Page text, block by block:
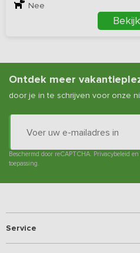
Nee
Ontdek meer
door je in te schrijven voor onze
Beschermd door reCAPTCHA. Privacybeleid en
toepassing.
Service